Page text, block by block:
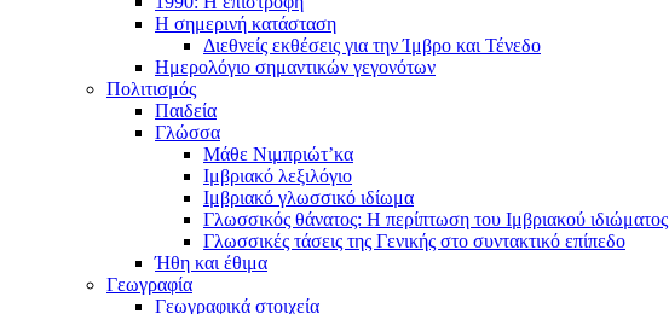
Η σημερινή κατάσταση
Διεθνείς εκθέσεις για την Ίμβρο και Τένεδο
Ημερολόγιο σημαντικών γεγονότων
Πολιτισμός
Παιδεία
Γλώσσα
Μάθε Νιμπριώτ’κα
Ιμβριακό λεξιλόγιο
Ιμβριακό γλωσσικό ιδίωμα
Γλωσσικός θάνατος: Η περίπτωση του Ιμβριακού ιδιώματος
Γλωσσικές τάσεις της Γενικής στο συντακτικό επίπεδο
Ήθη και έθιμα
Γεωγραφία
Γεωγραφικά στοιχεία